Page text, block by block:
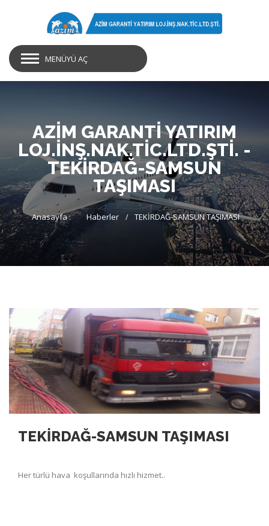
MENÜYÜ AÇ
AZİM GARANTİ YATIRIM
LOJ.İNŞ.NAK.TİC.LTD.ŞTİ. -
TEKİRDAĞ-SAMSUN
TAŞIMASI
Anasayfa : Haberler TEKİRDAĞ-SAMSUN TAŞIMASI
TEKİRDAĞ-SAMSUN TAŞIMASI
Her türlü hava koşullarında hızlı hizmet..